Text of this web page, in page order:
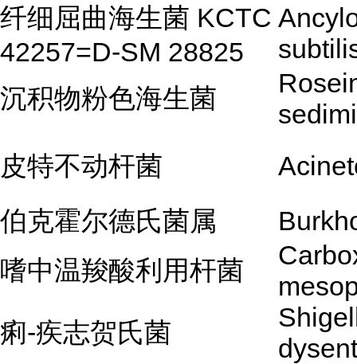
纤细屈曲海生菌 KCTC
42257=D-SM 28825
沉积物粉色海生菌
皮特不动杆菌
伯克霍尔德氏菌属
嗜中温羧酸利用杆菌
痢-疾志贺氏菌